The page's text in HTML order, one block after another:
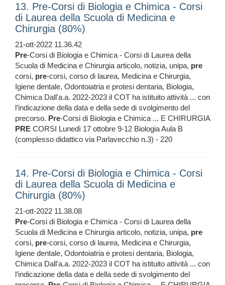
13. Pre-Corsi di Biologia e Chimica - Corsi
di Laurea della Scuola di Medicina e
Chirurgia (80%)
21-ott-2022 11.36.42
Pre-Corsi di Biologia e Chimica - Corsi di Laurea della
Scuola di Medicina e Chirurgia articolo, notizia, unipa, pre
corsi, pre-corsi, corso di laurea, Medicina e Chirurgia,
Igiene dentale, Odontoiatria e protesi dentaria, Biologia,
Chimica Dall'a.a. 2022-2023 il COT ha istituito attività ... con
l’indicazione della data e della sede di svolgimento del
precorso. Pre-Corsi di Biologia e Chimica ... E CHIRURGIA
PRE CORSI Lunedì 17 ottobre 9-12 Biologia Aula B
(complesso didattico via Parlavecchio n.3) - 220
14. Pre-Corsi di Biologia e Chimica - Corsi
di Laurea della Scuola di Medicina e
Chirurgia (80%)
21-ott-2022 11.38.08
Pre-Corsi di Biologia e Chimica - Corsi di Laurea della
Scuola di Medicina e Chirurgia articolo, notizia, unipa, pre
corsi, pre-corsi, corso di laurea, Medicina e Chirurgia,
Igiene dentale, Odontoiatria e protesi dentaria, Biologia,
Chimica Dall'a.a. 2022-2023 il COT ha istituito attività ... con
l’indicazione della data e della sede di svolgimento del